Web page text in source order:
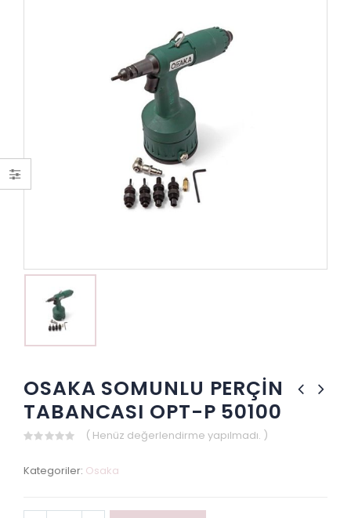
OSAKA SOMUNLU PERÇİN
TABANCASI OPT-P 50100
of
( Henüz değerlendirme yapılmadı. )
Kategoriler: Osaka